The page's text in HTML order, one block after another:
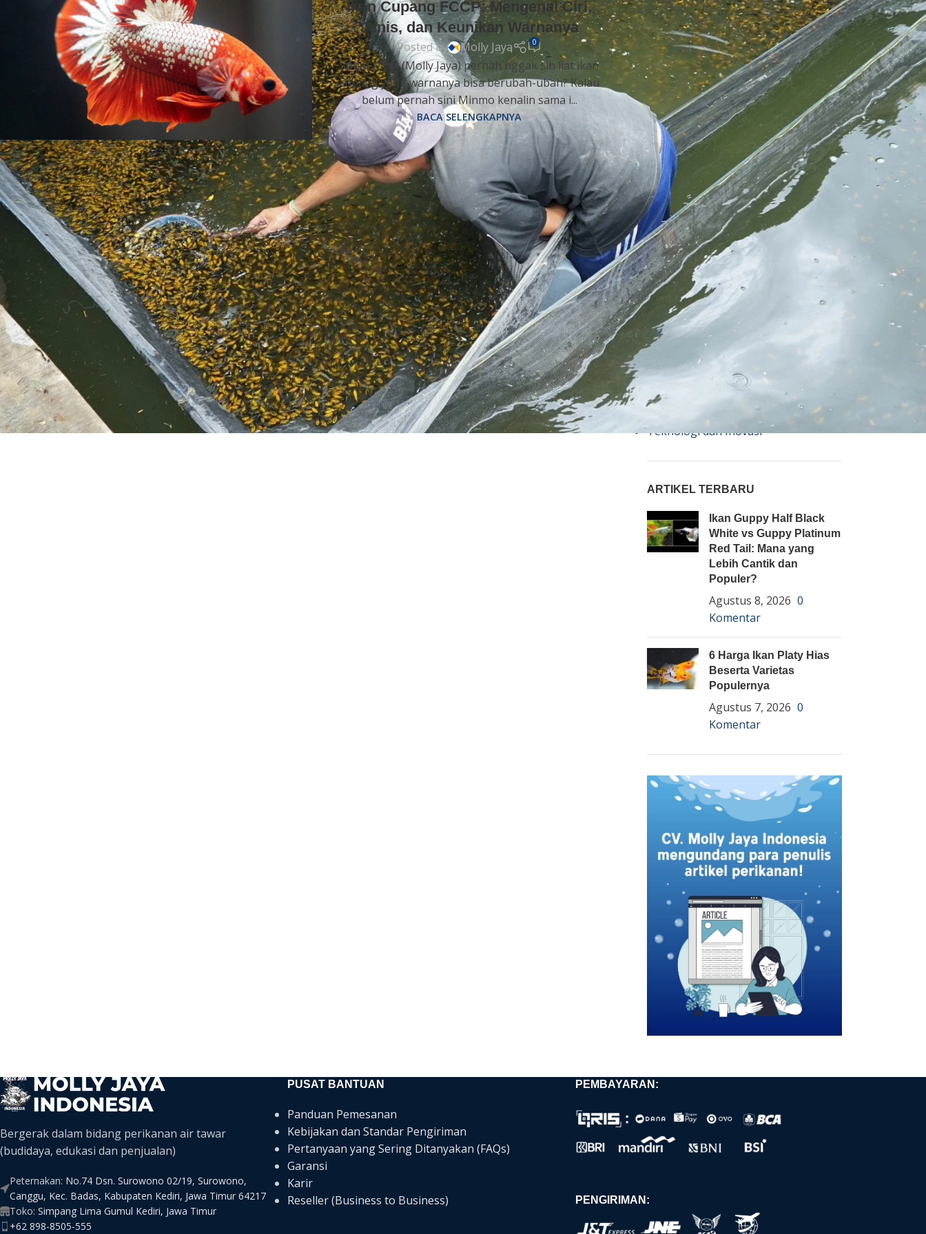
Ikan Cupang FCCP: Mengenal Ciri,
Jenis, dan Keunikan Warnanya
Posted by Molly Jaya 0
Sobat Moja (Molly Jaya) pernah nggak sih liat ikan
cupang yang warnanya bisa berubah-ubah? Kalau
belum pernah sini Minmo kenalin sama i...
BACA SELENGKAPNYA
Molly
Channa
Koi
Koki
Guppy
Platy
Glofish
Danio
Manfish
Discuss
Palmas
Kura-kura
KATEGORI
Berita
Bisnis
Budidaya
Event
Informasi Lain
Pembenihan Ikan
Pembesaran Ikan
Teknologi dan Inovasi
ARTIKEL TERBARU
Ikan Guppy Half Black
White vs Guppy Platinum
Red Tail: Mana yang
Lebih Cantik dan
Populer?
Agustus 8, 2026 0
Komentar
6 Harga Ikan Platy Hias
Beserta Varietas
Populernya
Agustus 7, 2026 0
Komentar
Bergerak dalam bidang perikanan air tawar
(budidaya, edukasi dan penjualan)
Peternakan: No.74 Dsn. Surowono 02/19, Surowono,
Canggu, Kec. Badas, Kabupaten Kediri, Jawa Timur 64217
Toko: Simpang Lima Gumul Kediri, Jawa Timur
+62 898-8505-555
PUSAT BANTUAN
Panduan Pemesanan
Kebijakan dan Standar Pengiriman
Pertanyaan yang Sering Ditanyakan (FAQs)
Garansi
Karir
Reseller (Business to Business)
PEMBAYARAN:
PENGIRIMAN: